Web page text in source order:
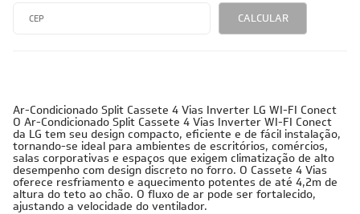
CALCULAR
Ar-Condicionado Split Cassete 4 Vias Inverter LG WI-FI Conect
O Ar-Condicionado Split Cassete 4 Vias Inverter WI-FI Conect
da LG tem seu design compacto, eficiente e de fácil instalação,
tornando-se ideal para ambientes de escritórios, comércios,
salas corporativas e espaços que exigem climatização de alto
desempenho com design discreto no forro. O Cassete 4 Vias
oferece resfriamento e aquecimento potentes de até 4,2m de
altura do teto ao chão. O fluxo de ar pode ser fortalecido,
ajustando a velocidade do ventilador.